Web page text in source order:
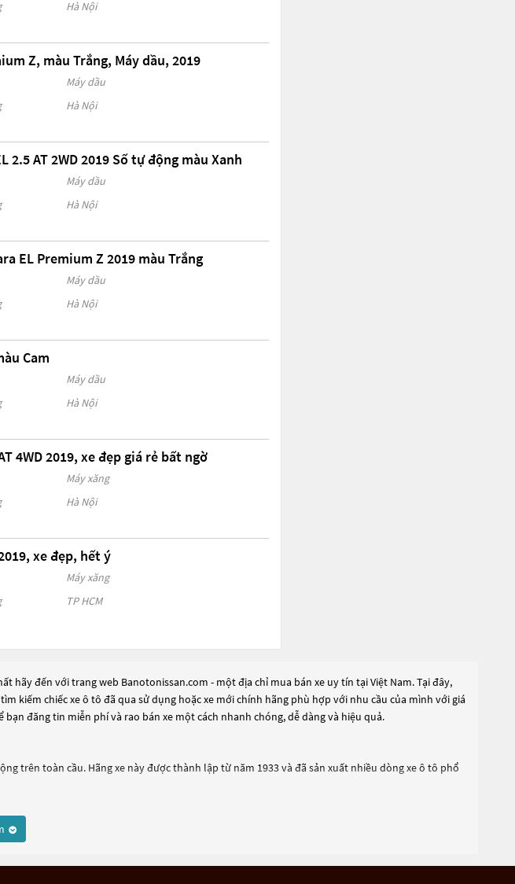
Hà Nội
Z, màu Trắng, Máy dầu, 2019
Máy dầu
Hà Nội
2.5 AT 2WD 2019 Số tự động màu Xanh
Máy dầu
Hà Nội
EL Premium Z 2019 màu Trắng
Máy dầu
Hà Nội
Cam
Máy dầu
Hà Nội
4WD 2019, xe đẹp giá rẻ bất ngờ
Máy xăng
Hà Nội
xe đẹp, hết ý
Máy xăng
TP HCM
hãy đến với trang web Banotonissan.com - một địa chỉ mua bán xe uy tín tại Việt Nam. Tại đây,
kiếm chiếc xe ô tô đã qua sử dụng hoặc xe mới chính hãng phù hợp với nhu cầu của mình với giá
đăng tin miễn phí và rao bán xe một cách nhanh chóng, dễ dàng và hiệu quả.
trên toàn cầu. Hãng xe này được thành lập từ năm 1933 và đã sản xuất nhiều dòng xe ô tô phổ